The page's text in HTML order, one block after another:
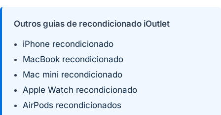
Outros guias de recondicionado iOutlet
iPhone recondicionado
MacBook recondicionado
Mac mini recondicionado
Apple Watch recondicionado
AirPods recondicionados